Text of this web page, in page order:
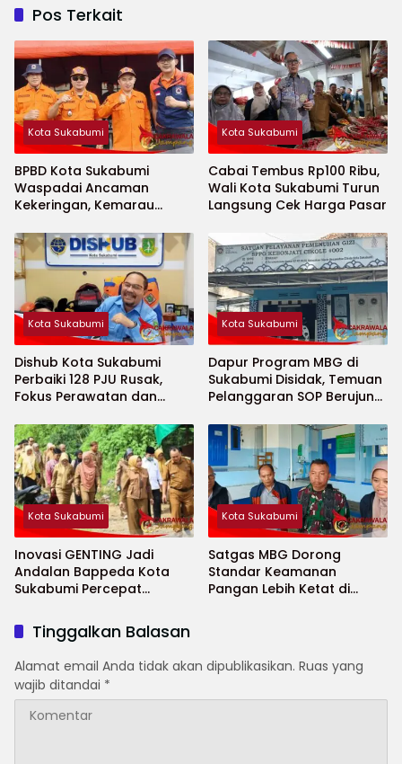
Pos Terkait
Kota Sukabumi
BPBD Kota Sukabumi
Waspadai Ancaman
Kekeringan, Kemarau
Cepat
Kota Sukabumi
Cabai Tembus Rp100 Ribu,
Wali Kota Sukabumi Turun
Langsung Cek Harga Pasar
Kota Sukabumi
Dishub Kota Sukabumi
Perbaiki 128 PJU Rusak,
Fokus Perawatan dan
Kota Sukabumi
Dapur Program MBG di
Sukabumi Disidak, Temuan
Pelanggaran SOP Berujung
Kota Sukabumi
Inovasi GENTING Jadi
Andalan Bappeda Kota
Sukabumi Percepat
Kota Sukabumi
Satgas MBG Dorong
Standar Keamanan
Pangan Lebih Ketat di
Tinggalkan Balasan
Alamat email Anda tidak akan dipublikasikan. Ruas yang
wajib ditandai *